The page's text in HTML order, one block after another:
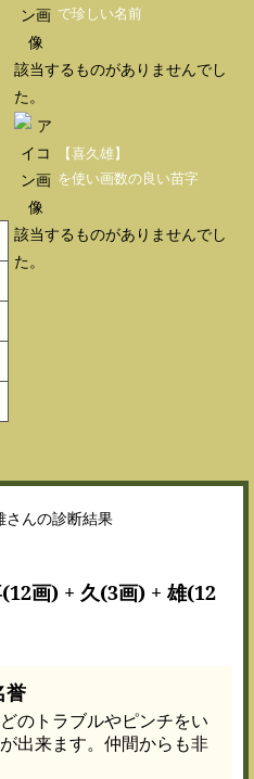
で珍しい名前
該当するものがありませんでし
た。
【喜久雄】
を使い画数の良い苗字
該当するものがありませんでし
た。
画) + 久(3画) + 雄(12
誉
のトラブルやピンチをい
出来ます。仲間からも非